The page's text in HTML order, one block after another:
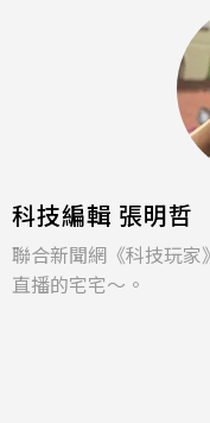
科技編輯 張明哲
聯合新聞網《科技玩
直播的宅宅～。